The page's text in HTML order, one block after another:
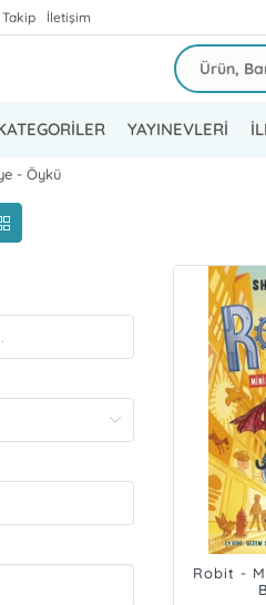
İletişim
YAYINEVLERİ
- Öykü
Robit -